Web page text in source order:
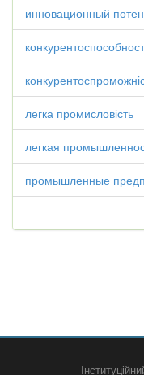
инновационный
легка промисловість
легкая
промышленные